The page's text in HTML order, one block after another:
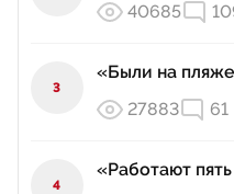
40685
3
«Были на
27883
61
4
«Работают